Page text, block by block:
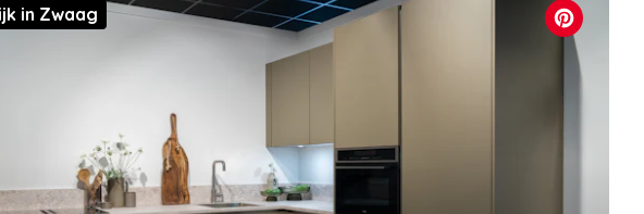
in Zwaag